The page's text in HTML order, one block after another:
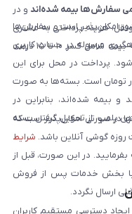
سفارش‌ها بیمه شده‌اند و در
هزینه پرداختی به مشتری
بازگردانده خواهد شد. توجه داشته باشید که بیمه شامل کسر ۱۰ تا ۱۵ درصد
امکان‌پذیر است و سفارش‌ها
مرسوله در حساب کاربری
پرداخت در محل برای این
نیست و هزینه ثابت ارسال ۹۹ هزار تومان است. بسته‌ها به صورت
بیمه شده‌اند، بنابراین در
از تحویل گرفتن بسته
در صورتی امکان‌پذیر است که
گوشی آنلاین باشد. شرایط
در این صورت، قبل از
با بخش خدمات پس از فروش
ارسال نگردد.
دسترسی مستقیم کاربران